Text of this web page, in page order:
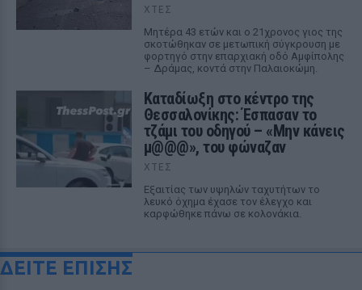
ΧΤΕΣ
Μητέρα 43 ετών και ο 21χρονος γιος της
σκοτώθηκαν σε μετωπική σύγκρουση με
φορτηγό στην επαρχιακή οδό Αμφίπολης
– Δράμας, κοντά στην Παλαιοκώμη.
Καταδίωξη στο κέντρο της
Θεσσαλονίκης: Έσπασαν το
τζάμι του οδηγού – «Μην κάνεις
μ@@@», του φώναζαν
ΧΤΕΣ
Εξαιτίας των υψηλών ταχυτήτων το
λευκό όχημα έχασε τον έλεγχο και
καρφώθηκε πάνω σε κολονάκια.
ΔΕΙΤΕ ΕΠΙΣΗΣ